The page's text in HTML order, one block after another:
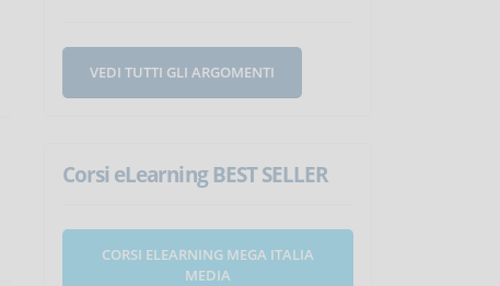
VEDI TUTTI GLI ARGOMENTI
Corsi eLearning BEST SELLER
CORSI ELEARNING MEGA ITALIA
MEDIA